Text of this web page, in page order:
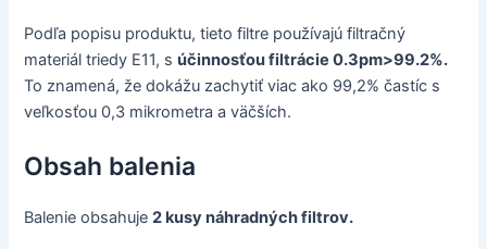
Podľa popisu produktu, tieto filtre používajú filtračný
materiál triedy E11, súčinnosťou filtrácie 0.3pm>99.2%.
To znamená, že dokážu zachytiť viac ako 99,2% častíc s
veľkosťou 0,3 mikrometra a väčších.
Obsah balenia
Balenie obsahuje2 kusy náhradných filtrov.